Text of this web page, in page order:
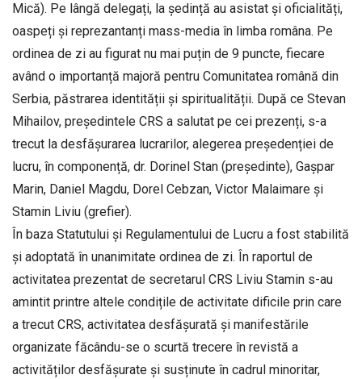
Mică). Pe lângă delegați, la ședință au asistat și oficialități,
oaspeți și reprezantanți mass-media în limba româna. Pe
ordinea de zi au figurat nu mai puțin de 9 puncte, fiecare
având o importanță majoră pentru Comunitatea română din
Serbia, păstrarea identității și spiritualității. După ce Stevan
Mihailov, președintele CRS a salutat pe cei prezenți, s-a
trecut la desfășurarea lucrarilor, alegerea președenției de
lucru, în componență, dr. Dorinel Stan (președinte), Gașpar
Marin, Daniel Magdu, Dorel Cebzan, Victor Malaimare și
Stamin Liviu (grefier).
În baza Statutului și Regulamentului de Lucru a fost stabilită
și adoptată în unanimitate ordinea de zi. În raportul de
activitatea prezentat de secretarul CRS Liviu Stamin s-au
amintit printre altele condițile de activitate dificile prin care
a trecut CRS, activitatea desfășurată și manifestările
organizate făcându-se o scurtă trecere în revistă a
activităților desfășurate și susținute în cadrul minoritar,